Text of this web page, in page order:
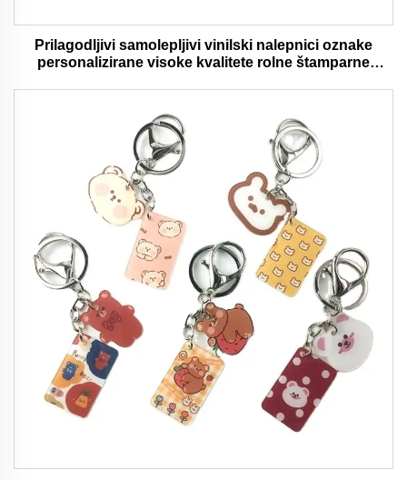
Prilagodljivi samolepljivi vinilski nalepnici oznake
personalizirane visoke kvalitete rolne štamparne